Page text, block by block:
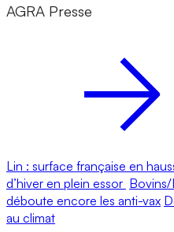
AGRA Presse
Lin : surface française en
d’hiver en plein essor Bovins/
déboute encore les anti-vax
au climat